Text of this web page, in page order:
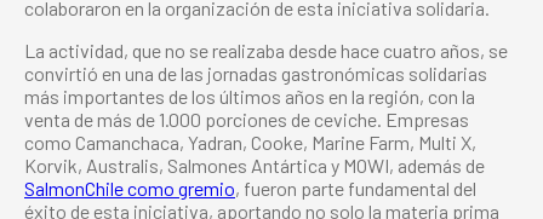
colaboraron en la organización de esta iniciativa solidaria.
La actividad, que no se realizaba desde hace cuatro años, se
convirtió en una de las jornadas gastronómicas solidarias
más importantes de los últimos años en la región, con la
venta de más de 1.000 porciones de ceviche. Empresas
como Camanchaca, Yadran, Cooke, Marine Farm, Multi X,
Korvik, Australis, Salmones Antártica y MOWI, además de
SalmonChile como gremio, fueron parte fundamental del
éxito de esta iniciativa, aportando no solo la materia prima